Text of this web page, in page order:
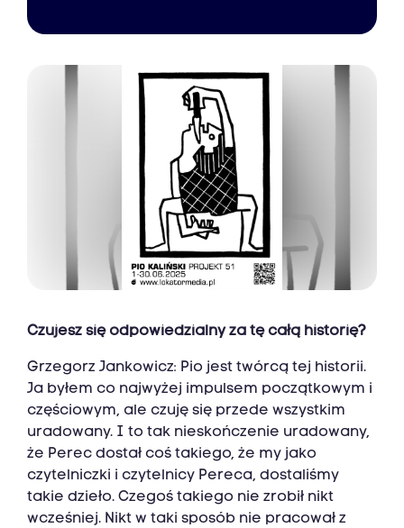
Czujesz się odpowiedzialny za tę całą historię?
Grzegorz Jankowicz: Pio jest twórcą tej historii.
Ja byłem co najwyżej impulsem początkowym i
częściowym, ale czuję się przede wszystkim
uradowany. I to tak nieskończenie uradowany,
że Perec dostał coś takiego, że my jako
czytelniczki i czytelnicy Pereca, dostaliśmy
takie dzieło. Czegoś takiego nie zrobił nikt
wcześniej. Nikt w taki sposób nie pracował z